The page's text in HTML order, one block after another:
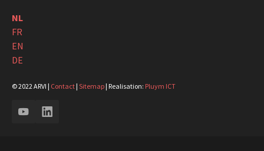
NL
FR
EN
DE
© 2022 ARVI | Contact | Sitemap | Realisation: Pluym ICT
YouTubeLinkedIn